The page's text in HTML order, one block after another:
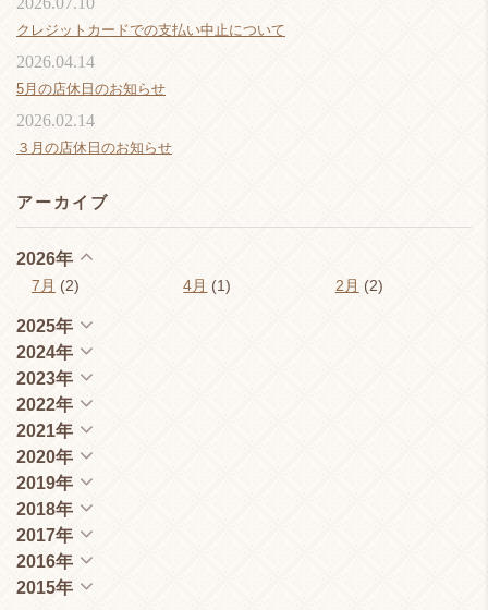
クレジットカードでの支払い中止について
5月の店休日のお知らせ
2026.04.14
３月の店休日のお知らせ
2026.02.14
アーカイブ
2026年
7月 (2) 4月 (1) 2月 (2)
2025年
2024年
2023年
2022年
2021年
2020年
2019年
2018年
2017年
2016年
2015年